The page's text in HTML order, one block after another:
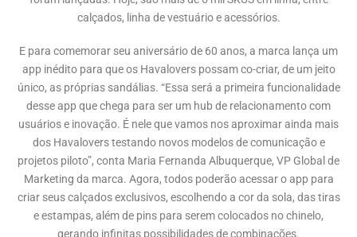
calçados, linha de vestuário e acessórios.
E para comemorar seu aniversário de 60 anos, a marca lança um
app inédito para que os Havalovers possam co-criar, de um jeito
único, as próprias sandálias. “Essa será a primeira funcionalidade
desse app que chega para ser um hub de relacionamento com
usuários e inovação. É nele que vamos nos aproximar ainda mais
dos Havalovers testando novos modelos de comunicação e
projetos piloto”, conta Maria Fernanda Albuquerque, VP Global de
Marketing da marca. Agora, todos poderão acessar o app para
criar seus calçados exclusivos, escolhendo a cor da sola, das tiras
e estampas, além de pins para serem colocados no chinelo,
gerando infinitas possibilidades de combinações.